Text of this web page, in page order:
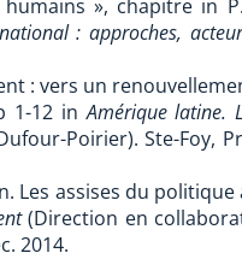
», chapitre in
: approches,
: vers un
1-12 inAmérique latine.
Poirier). Ste-Foy,
Les assises du
(Direction en
2014.